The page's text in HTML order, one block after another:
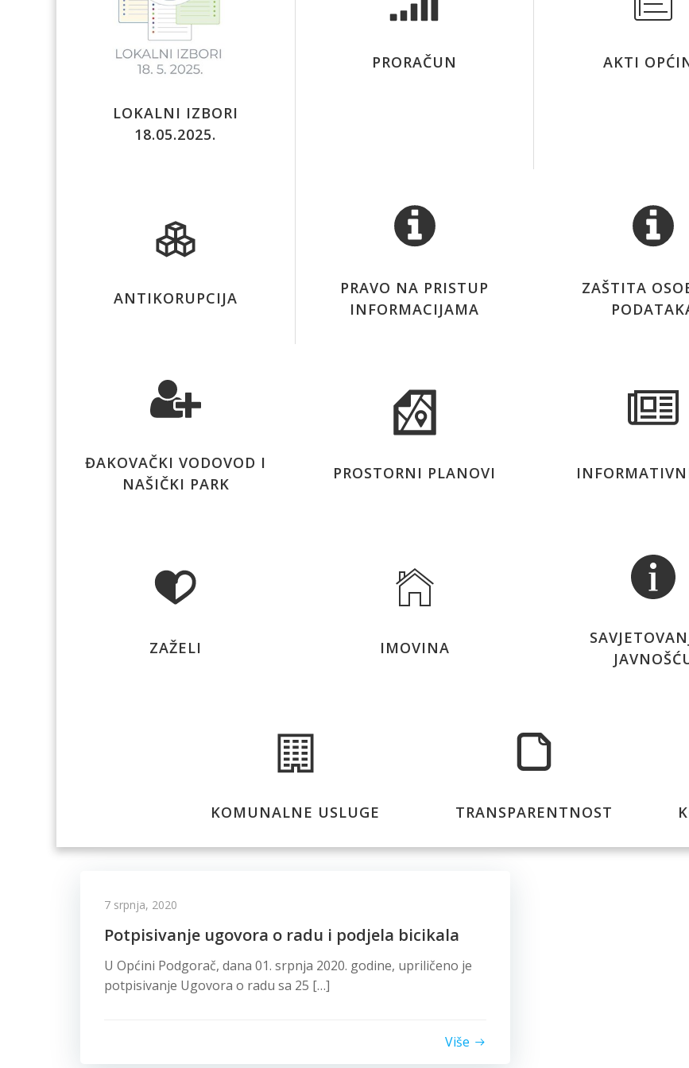
LOKALNI IZBORI
18.05.2025.
PRORAČUN AKTI
ANTIKORUPCIJA
PRAVO NA PRISTUP
INFORMACIJAMA
ZAŠTITA
ĐAKOVAČKI VODOVOD I
NAŠIČKI PARK
PROSTORNI PLANOVI
ZAŽELI IMOVINA
KOMUNALNE USLUGE TRANSPARENTNOST
7 srpnja, 2020
Potpisivanje ugovora o radu i podjela bicikala
U Općini Podgorač, dana 01. srpnja 2020. godine, upriličeno je
potpisivanje Ugovora o radu sa 25 […]
Više